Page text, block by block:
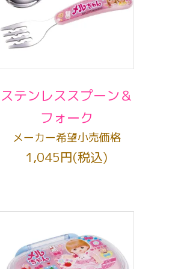
ステンレススプーン＆
フォーク
メーカー希望小売価格
1,045円(税込)